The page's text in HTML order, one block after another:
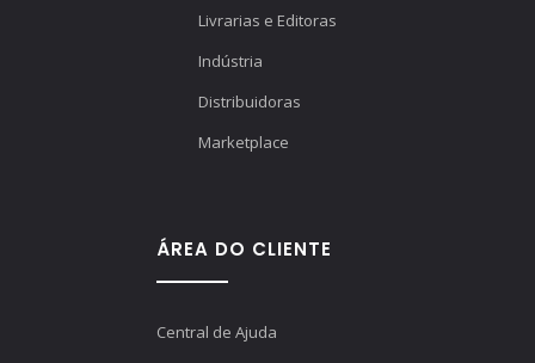
Livrarias e Editoras
Indústria
Distribuidoras
Marketplace
ÁREA DO CLIENTE
Central de Ajuda